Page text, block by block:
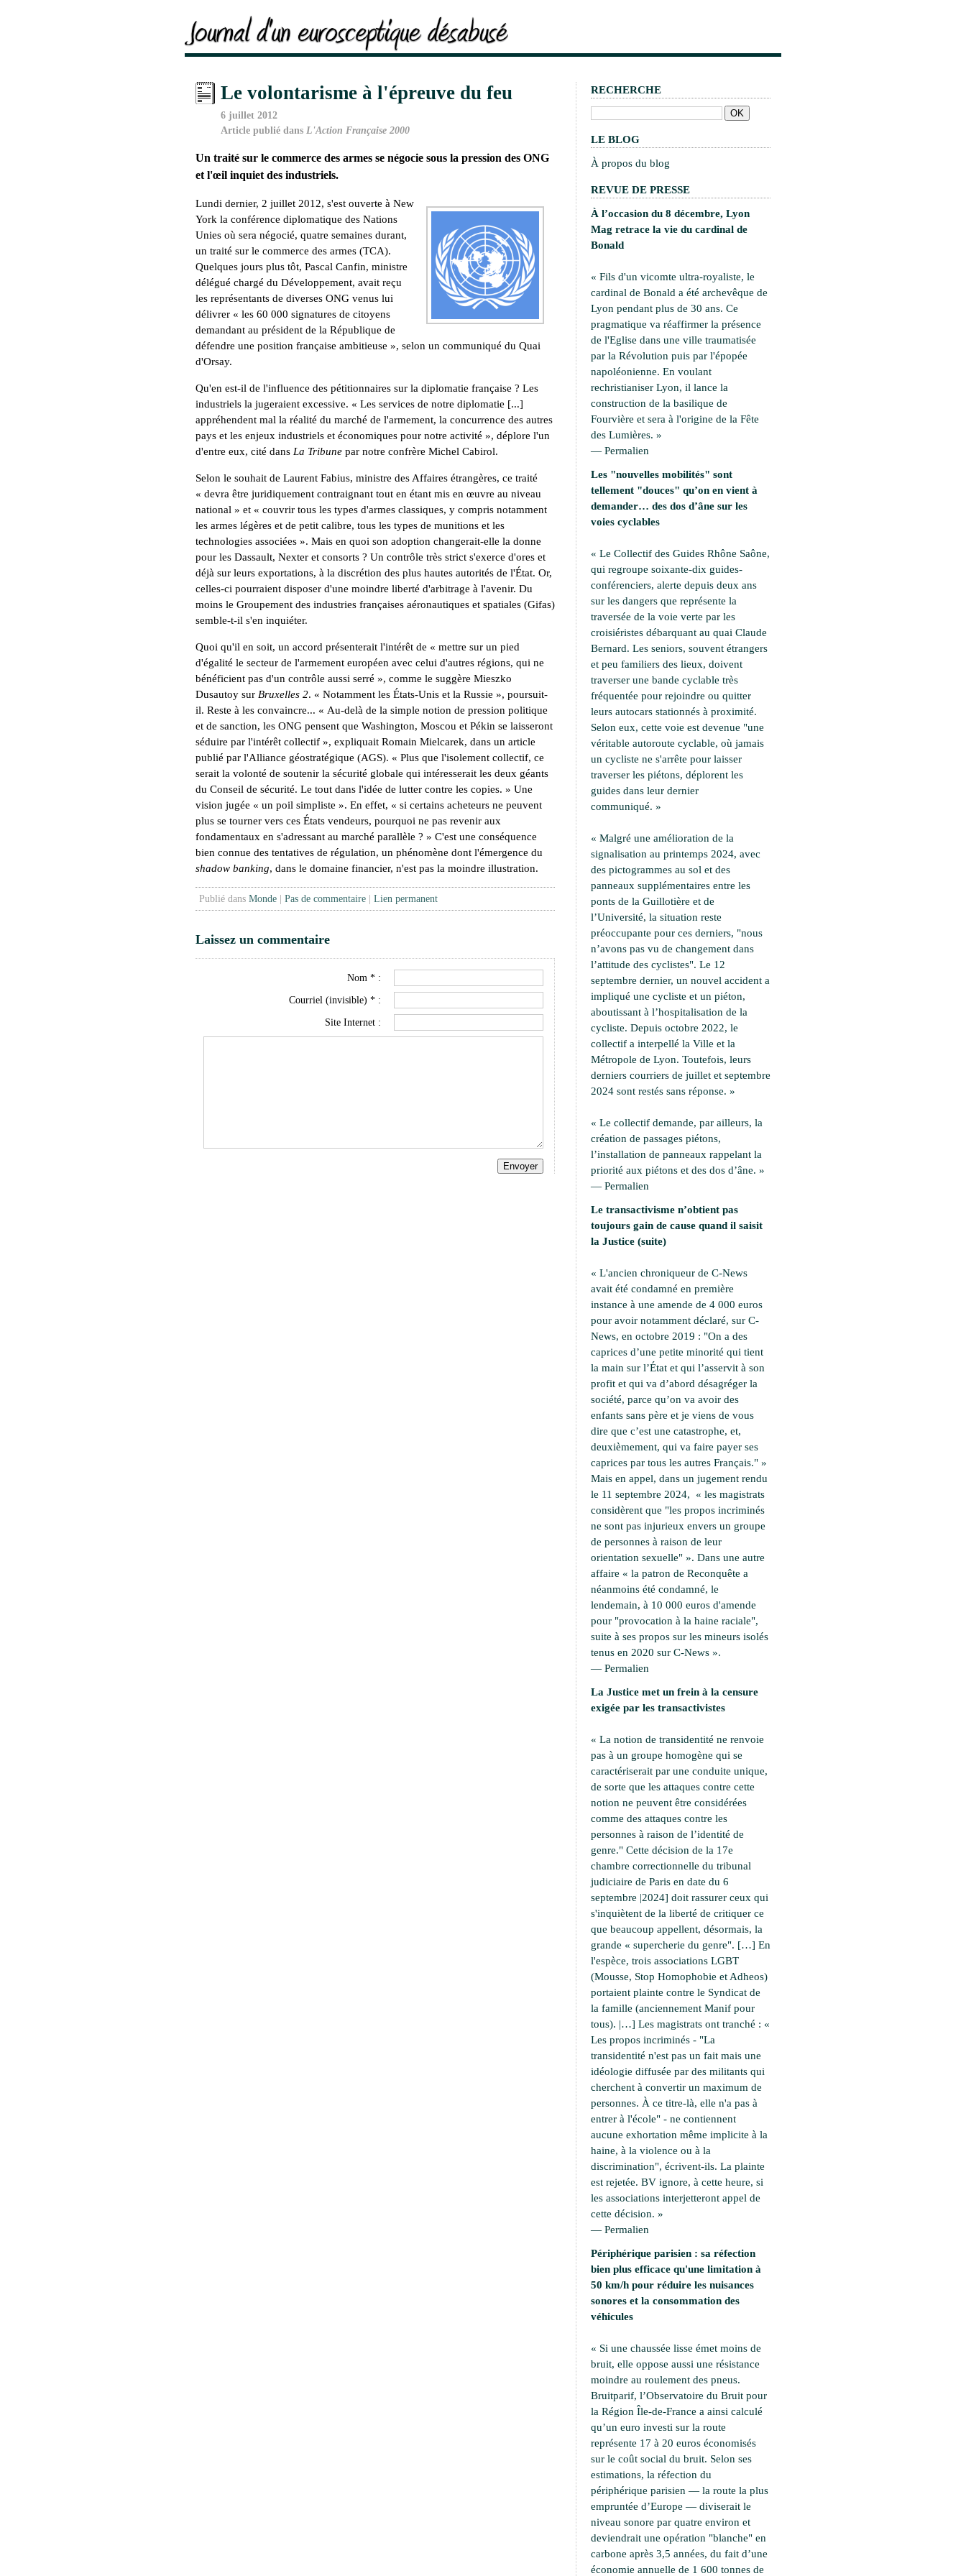
RECHERCHE
LE BLOG
À propos du blog
REVUE DE PRESSE
À l’occasion du 8 décembre, Lyon
Mag retrace la vie du cardinal de
Bonald
« Fils d'un vicomte ultra-royaliste, le
cardinal de Bonald a été archevêque de
Lyon pendant plus de 30 ans. Ce
pragmatique va réaffirmer la présence
de l'Eglise dans une ville traumatisée
par la Révolution puis par l'épopée
napoléonienne. En voulant
rechristianiser Lyon, il lance la
construction de la basilique de
Fourvière et sera à l'origine de la Fête
des Lumières. »
— Permalien
Les "nouvelles mobilités" sont
tellement "douces" qu’on en vient à
demander… des dos d’âne sur les
voies cyclables
« Le Collectif des Guides Rhône Saône,
qui regroupe soixante-dix guides-
conférenciers, alerte depuis deux ans
sur les dangers que représente la
traversée de la voie verte par les
croisiéristes débarquant au quai Claude
Bernard. Les seniors, souvent étrangers
et peu familiers des lieux, doivent
traverser une bande cyclable très
fréquentée pour rejoindre ou quitter
leurs autocars stationnés à proximité.
Selon eux, cette voie est devenue "une
véritable autoroute cyclable, où jamais
un cycliste ne s'arrête pour laisser
traverser les piétons, déplorent les
guides dans leur dernier
communiqué. »
« Malgré une amélioration de la
signalisation au printemps 2024, avec
des pictogrammes au sol et des
panneaux supplémentaires entre les
ponts de la Guillotière et de
l’Université, la situation reste
préoccupante pour ces derniers, "nous
n’avons pas vu de changement dans
l’attitude des cyclistes". Le 12
septembre dernier, un nouvel accident a
impliqué une cycliste et un piéton,
aboutissant à l’hospitalisation de la
cycliste. Depuis octobre 2022, le
collectif a interpellé la Ville et la
Métropole de Lyon. Toutefois, leurs
derniers courriers de juillet et septembre
2024 sont restés sans réponse. »
« Le collectif demande, par ailleurs, la
création de passages piétons,
l’installation de panneaux rappelant la
priorité aux piétons et des dos d’âne. »
— Permalien
Le transactivisme n’obtient pas
toujours gain de cause quand il saisit
la Justice (suite)
« L'ancien chroniqueur de C-News
avait été condamné en première
instance à une amende de 4 000 euros
pour avoir notamment déclaré, sur C-
News, en octobre 2019 : "On a des
caprices d’une petite minorité qui tient
la main sur l’État et qui l’asservit à son
profit et qui va d’abord désagréger la
société, parce qu’on va avoir des
enfants sans père et je viens de vous
dire que c’est une catastrophe, et,
deuxièmement, qui va faire payer ses
caprices par tous les autres Français." »
Mais en appel, dans un jugement rendu
le 11 septembre 2024, « les magistrats
considèrent que "les propos incriminés
ne sont pas injurieux envers un groupe
de personnes à raison de leur
orientation sexuelle" ». Dans une autre
affaire « la patron de Reconquête a
néanmoins été condamné, le
lendemain, à 10 000 euros d'amende
pour "provocation à la haine raciale",
suite à ses propos sur les mineurs isolés
tenus en 2020 sur C-News ».
— Permalien
La Justice met un frein à la censure
exigée par les transactivistes
« La notion de transidentité ne renvoie
pas à un groupe homogène qui se
caractériserait par une conduite unique,
de sorte que les attaques contre cette
notion ne peuvent être considérées
comme des attaques contre les
personnes à raison de l’identité de
genre." Cette décision de la 17e
chambre correctionnelle du tribunal
judiciaire de Paris en date du 6
septembre |2024] doit rassurer ceux qui
s'inquiètent de la liberté de critiquer ce
que beaucoup appellent, désormais, la
grande « supercherie du genre". […] En
l'espèce, trois associations LGBT
(Mousse, Stop Homophobie et Adheos)
portaient plainte contre le Syndicat de
la famille (anciennement Manif pour
tous). |…] Les magistrats ont tranché : «
Les propos incriminés - "La
transidentité n'est pas un fait mais une
idéologie diffusée par des militants qui
cherchent à convertir un maximum de
personnes. À ce titre-là, elle n'a pas à
entrer à l'école" - ne contiennent
aucune exhortation même implicite à la
haine, à la violence ou à la
discrimination", écrivent-ils. La plainte
est rejetée. BV ignore, à cette heure, si
les associations interjetteront appel de
cette décision. »
— Permalien
Périphérique parisien : sa réfection
bien plus efficace qu'une limitation à
50 km/h pour réduire les nuisances
sonores et la consommation des
véhicules
« Si une chaussée lisse émet moins de
bruit, elle oppose aussi une résistance
moindre au roulement des pneus.
Bruitparif, l’Observatoire du Bruit pour
la Région Île-de-France a ainsi calculé
qu’un euro investi sur la route
représente 17 à 20 euros économisés
sur le coût social du bruit. Selon ses
estimations, la réfection du
périphérique parisien — la route la plus
empruntée d’Europe — diviserait le
niveau sonore par quatre environ et
deviendrait une opération "blanche" en
carbone après 3,5 années, du fait d’une
économie annuelle de 1 600 tonnes de
Le volontarisme à l'épreuve du feu
6 juillet 2012
Article publié dans L'Action Française 2000
Un traité sur le commerce des armes se négocie sous la pression des ONG
et l'œil inquiet des industriels.
Lundi dernier, 2 juillet 2012, s'est ouverte à New
York la conférence diplomatique des Nations
Unies où sera négocié, quatre semaines durant,
un traité sur le commerce des armes (TCA).
Quelques jours plus tôt, Pascal Canfin, ministre
délégué chargé du Développement, avait reçu
les représentants de diverses ONG venus lui
délivrer « les 60 000 signatures de citoyens
demandant au président de la République de
défendre une position française ambitieuse », selon un communiqué du Quai
d'Orsay.
Qu'en est-il de l'influence des pétitionnaires sur la diplomatie française ? Les
industriels la jugeraient excessive. « Les services de notre diplomatie [...]
appréhendent mal la réalité du marché de l'armement, la concurrence des autres
pays et les enjeux industriels et économiques pour notre activité », déplore l'un
d'entre eux, cité dans La Tribune par notre confrère Michel Cabirol.
Selon le souhait de Laurent Fabius, ministre des Affaires étrangères, ce traité
« devra être juridiquement contraignant tout en étant mis en œuvre au niveau
national » et « couvrir tous les types d'armes classiques, y compris notamment
les armes légères et de petit calibre, tous les types de munitions et les
technologies associées ». Mais en quoi son adoption changerait-elle la donne
pour les Dassault, Nexter et consorts ? Un contrôle très strict s'exerce d'ores et
déjà sur leurs exportations, à la discrétion des plus hautes autorités de l'État. Or,
celles-ci pourraient disposer d'une moindre liberté d'arbitrage à l'avenir. Du
moins le Groupement des industries françaises aéronautiques et spatiales (Gifas)
semble-t-il s'en inquiéter.
Quoi qu'il en soit, un accord présenterait l'intérêt de « mettre sur un pied
d'égalité le secteur de l'armement européen avec celui d'autres régions, qui ne
bénéficient pas d'un contrôle aussi serré », comme le suggère Mieszko
Dusautoy sur Bruxelles 2. « Notamment les États-Unis et la Russie », poursuit-
il. Reste à les convaincre... « Au-delà de la simple notion de pression politique
et de sanction, les ONG pensent que Washington, Moscou et Pékin se laisseront
séduire par l'intérêt collectif », expliquait Romain Mielcarek, dans un article
publié par l'Alliance géostratégique (AGS). « Plus que l'isolement collectif, ce
serait la volonté de soutenir la sécurité globale qui intéresserait les deux géants
du Conseil de sécurité. Le tout dans l'idée de lutter contre les copies. » Une
vision jugée « un poil simpliste ». En effet, « si certains acheteurs ne peuvent
plus se tourner vers ces États vendeurs, pourquoi ne pas revenir aux
fondamentaux en s'adressant au marché parallèle ? » C'est une conséquence
bien connue des tentatives de régulation, un phénomène dont l'émergence du
shadow banking, dans le domaine financier, n'est pas la moindre illustration.
Publié dans Monde Pas de commentaire Lien permanent
Laissez un commentaire
Nom * :
Courriel (invisible) * :
Site Internet :